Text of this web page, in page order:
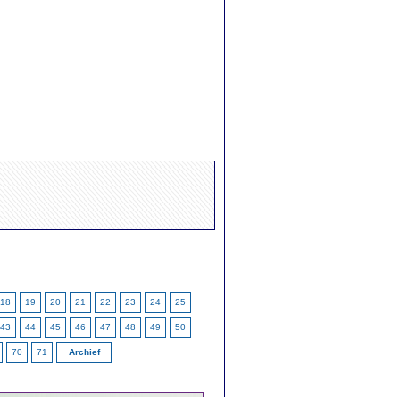
18 19 20 21 22 23 24 25
43 44 45 46 47 48 49 50
70 71 Archief